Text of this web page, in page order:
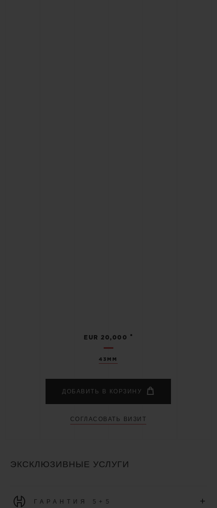
43MM
EUR 20,000 •
ДОБАВИТЬ В КОРЗИНУ
СОГЛАСОВАТЬ ВИЗИТ
ЭКСКЛЮЗИВНЫЕ УСЛУГИ
ГАРАНТИЯ 5+5 +